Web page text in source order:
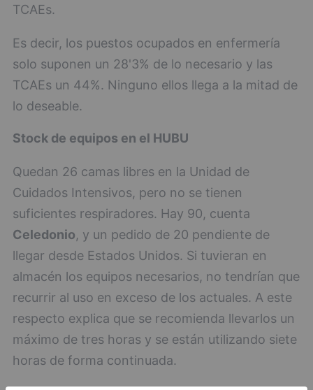
TCAEs.
Es decir, los puestos ocupados en enfermería
solo suponen un 28'3% de lo necesario y las
TCAEs un 44%. Ninguno ellos llega a la mitad de
lo deseable.
Stock de equipos en el HUBU
Quedan 26 camas libres en la Unidad de
Cuidados Intensivos, pero no se tienen
suficientes respiradores. Hay 90, cuenta
Celedonio, y un pedido de 20 pendiente de
llegar desde Estados Unidos. Si tuvieran en
almacén los equipos necesarios, no tendrían que
recurrir al uso en exceso de los actuales. A este
respecto explica que se recomienda llevarlos un
máximo de tres horas y se están utilizando siete
horas de forma continuada.